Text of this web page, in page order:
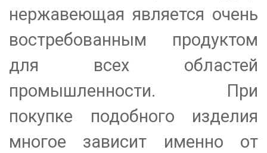
нержавеющая является очень
востребованным продуктом
для всех областей
промышленности. При
покупке подобного изделия
многое зависит именно от